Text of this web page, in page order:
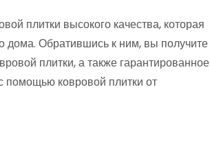
плитки высокого качества, которая
дома. Обратившись к ним, вы получите
плитки, а также гарантированное
помощью ковровой плитки от